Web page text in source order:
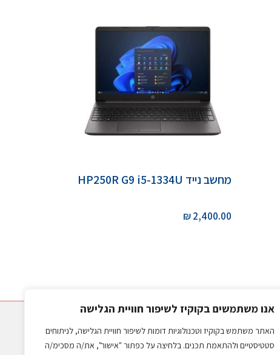
אנו משתמשים בקוקיז לשיפור חוויית הגלישה
האתר משתמש בקוקיז וטכנולוגיות דומות לשיפור חוויית הגלישה, לניתוחים
סטטיסטיים ולהתאמת תכנים. בלחיצה על כפתור "אישור", את/ה מסכימ/ה
מחשב נייד HP250R G9 i5-1334U
2,400.00
₪
|מדיניות משלוחים
שבע